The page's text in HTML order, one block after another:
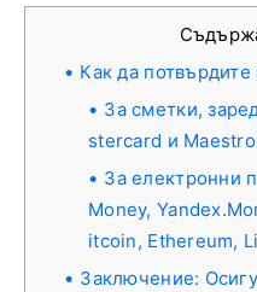
Как да потвърдите
За сметки,
stercard и
За електронни
Money,
itcoin, Ethereum,
Заключение: